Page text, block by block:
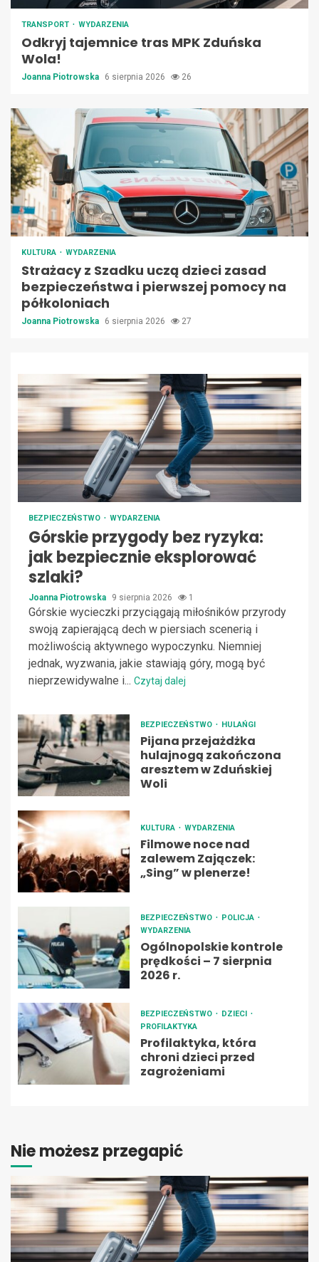
TRANSPORT WYDARZENIA
Odkryj tajemnice tras MPK Zduńska
Wola!
Joanna Piotrowska 6 sierpnia 2026 26
KULTURA WYDARZENIA
Strażacy z Szadku uczą dzieci zasad
bezpieczeństwa i pierwszej pomocy na
półkoloniach
Joanna Piotrowska 6 sierpnia 2026 27
BEZPIECZEŃSTWO WYDARZENIA
Górskie przygody bez ryzyka:
jak bezpiecznie eksplorować
szlaki?
Joanna Piotrowska 9 sierpnia 2026 1
Górskie wycieczki przyciągają miłośników przyrody
swoją zapierającą dech w piersiach scenerią i
możliwością aktywnego wypoczynku. Niemniej
jednak, wyzwania, jakie stawiają góry, mogą być
nieprzewidywalne i... Czytaj dalej
BEZPIECZEŃSTWO HULAŃGI
Pijana przejażdżka
hulajnogą zakończona
aresztem w Zduńskiej
Woli
KULTURA WYDARZENIA
Filmowe noce nad
zalewem Zajączek:
„Sing” w plenerze!
BEZPIECZEŃSTWO
POLICJA
WYDARZENIA
Ogólnopolskie kontrole
prędkości – 7 sierpnia
2026 r.
BEZPIECZEŃSTWO
DZIECI
PROFILAKTYKA
Profilaktyka, która
chroni dzieci przed
zagrożeniami
Nie możesz przegapić